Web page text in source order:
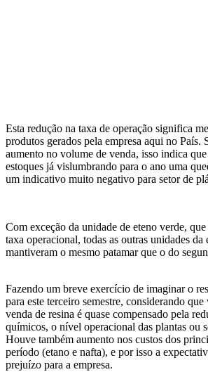
Esta redução na taxa de operação significa
produtos gerados pela empresa aqui no País.
aumento no volume de venda, isso indica
estoques já vislumbrando para o ano uma
um indicativo muito negativo para setor de
Com exceção da unidade de eteno verde,
taxa operacional, todas as outras unidades da
mantiveram o mesmo patamar que o do
Fazendo um breve exercício de imaginar o
para este terceiro semestre, considerando
venda de resina é quase compensado pela
químicos, o nível operacional das plantas ou
Houve também aumento nos custos dos
período (etano e nafta), e por isso a
prejuízo para a empresa.